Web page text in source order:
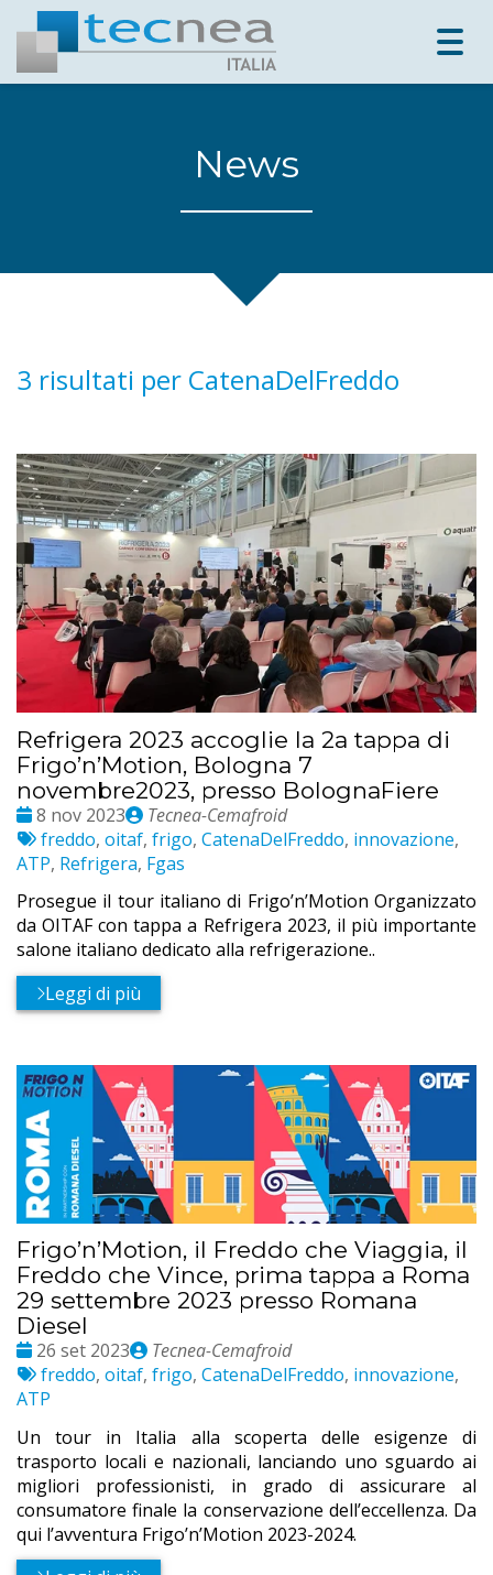
News
3 risultati per CatenaDelFreddo
Refrigera 2023 accoglie la 2a tappa di
Frigo’n’Motion, Bologna 7
novembre2023, presso BolognaFiere
Date
:
8 nov 2023
Publié
par
Tecnea-Cemafroid
Etichette:
freddo, oitaf, frigo, CatenaDelFreddo, innovazione,
ATP, Refrigera, Fgas
Prosegue il tour italiano di Frigo’n’Motion Organizzato
da OITAF con tappa a Refrigera 2023, il più importante
salone italiano dedicato alla refrigerazione..
Leggi di più
Frigo’n’Motion, il Freddo che Viaggia, il
Freddo che Vince, prima tappa a Roma
29 settembre 2023 presso Romana
Diesel
Date
:
26 set 2023
Publié
par
Tecnea-Cemafroid
Etichette:
freddo, oitaf, frigo, CatenaDelFreddo, innovazione,
ATP
Un tour in Italia alla scoperta delle esigenze di
trasporto locali e nazionali, lanciando uno sguardo ai
migliori professionisti, in grado di assicurare al
consumatore finale la conservazione dell’eccellenza. Da
qui l’avventura Frigo’n’Motion 2023-2024.